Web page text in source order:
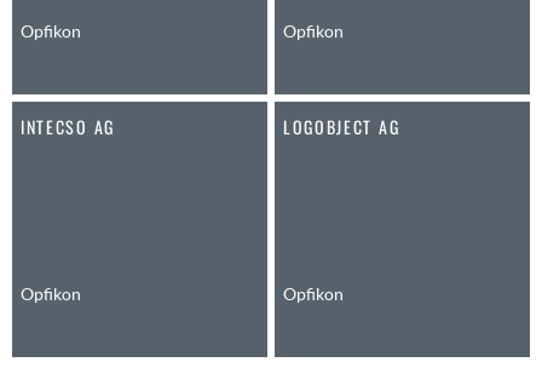
Anwil
Au SG
Baar
Bassersdorf
Bendern
Opfikon Opfikon
INTECSO AG
Opfikon
LOGOBJECT AG
Opfikon